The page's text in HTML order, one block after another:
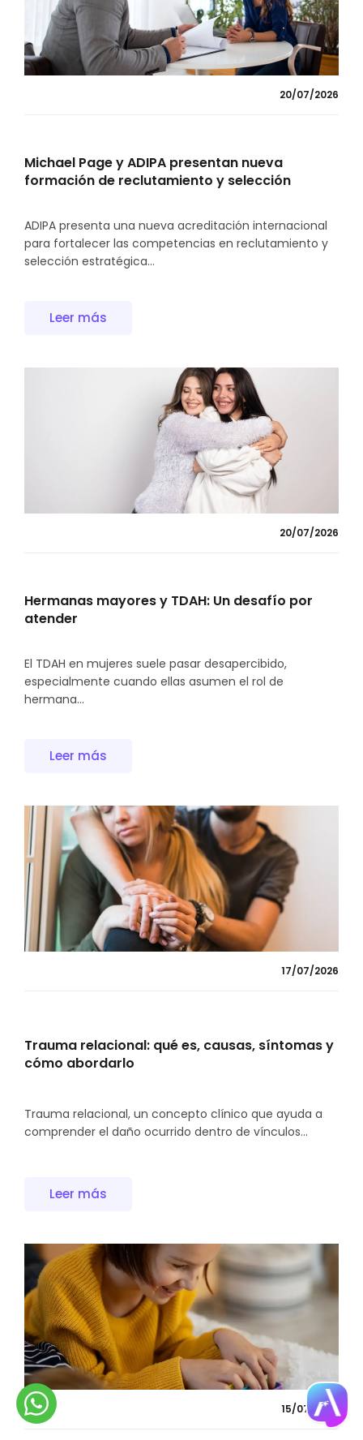
20/07/2026
Michael Page y ADIPA presentan nueva
formación de reclutamiento y selección
ADIPA presenta una nueva acreditación internacional
para fortalecer las competencias en reclutamiento y
selección estratégica...
Leer más
20/07/2026
Hermanas mayores y TDAH: Un desafío por
atender
El TDAH en mujeres suele pasar desapercibido,
especialmente cuando ellas asumen el rol de
hermana...
Leer más
17/07/2026
Trauma relacional: qué es, causas, síntomas y
cómo abordarlo
Trauma relacional, un concepto clínico que ayuda a
comprender el daño ocurrido dentro de vínculos...
Leer más
15/07/2026